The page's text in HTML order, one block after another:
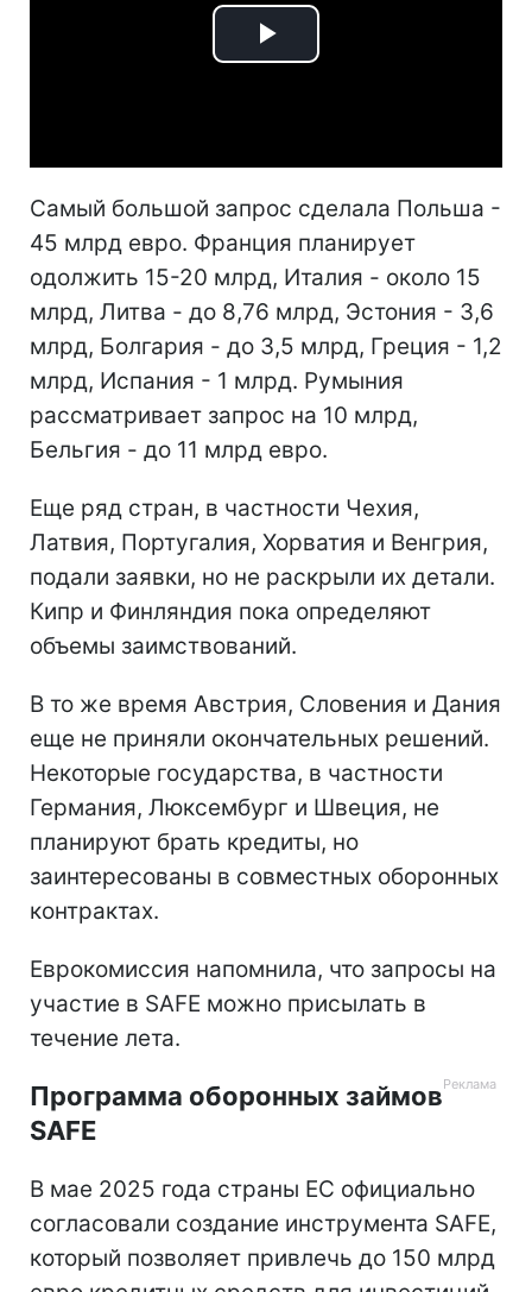
Play
Самый большой запрос сделала Польша -
45 млрд евро. Франция планирует
одолжить 15-20 млрд, Италия - около 15
млрд, Литва - до 8,76 млрд, Эстония - 3,6
млрд, Болгария - до 3,5 млрд, Греция - 1,2
млрд, Испания - 1 млрд. Румыния
рассматривает запрос на 10 млрд,
Бельгия - до 11 млрд евро.
Еще ряд стран, в частности Чехия,
Латвия, Португалия, Хорватия и Венгрия,
подали заявки, но не раскрыли их детали.
Кипр и Финляндия пока определяют
объемы заимствований.
В то же время Австрия, Словения и Дания
еще не приняли окончательных решений.
Некоторые государства, в частности
Германия, Люксембург и Швеция, не
планируют брать кредиты, но
заинтересованы в совместных оборонных
контрактах.
Еврокомиссия напомнила, что запросы на
участие в SAFE можно присылать в
течение лета.
Программа оборонных займов
SAFE
В мае 2025 года страны ЕС официально
согласовали создание инструмента SAFE,
который позволяет привлечь до 150 млрд